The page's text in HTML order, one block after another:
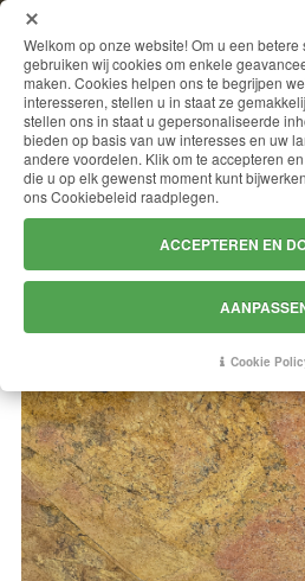
GIALLO
Welkom op onze website! Om u een
gebruiken wij cookies om enkele
maken. Cookies helpen ons te begrijpen
interesseren, stellen u in staat ze
stellen ons in staat u gepersonaliseerde
bieden op basis van uw interesses en uw
andere voordelen. Klik om te accepteren
die u op elk gewenst moment kunt
ons Cookiebeleid raadplegen.
ACCEPTEREN EN
Cookie